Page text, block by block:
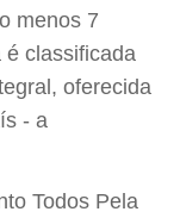
menos 7
é classificada
oferecida
- a
Todos Pela